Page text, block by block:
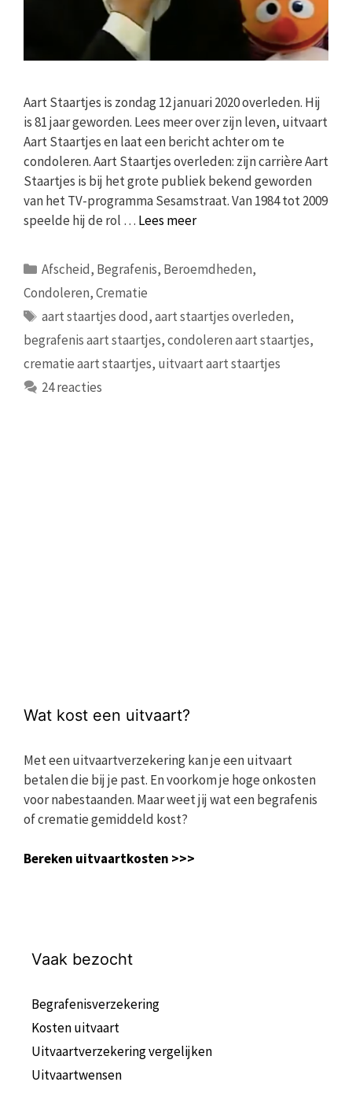
Aart Staartjes is zondag 12 januari 2020 overleden. Hij
is 81 jaar geworden. Lees meer over zijn leven, uitvaart
Aart Staartjes en laat een bericht achter om te
condoleren. Aart Staartjes overleden: zijn carrière Aart
Staartjes is bij het grote publiek bekend geworden
van het TV-programma Sesamstraat. Van 1984 tot 2009
speelde hij de rol … Lees meer
Categorieën
Afscheid, Begrafenis, Beroemdheden,
Condoleren,Crematie
Tags
aart staartjes dood,aart staartjes overleden,
begrafenis aart staartjes,condoleren aart staartjes,
crematie aart staartjes, uitvaart aart staartjes
24 reacties
Wat kost een uitvaart?
Met een uitvaartverzekering kan je een uitvaart
betalen die bij je past. En voorkom je hoge onkosten
voor nabestaanden. Maar weet jij wat een begrafenis
of crematie gemiddeld kost?
Bereken uitvaartkosten >>>
Vaak bezocht
Begrafenisverzekering
Kosten uitvaart
Uitvaartverzekering vergelijken
Uitvaartwensen